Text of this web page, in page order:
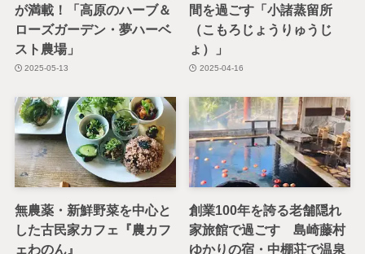
が満載！「高原のハーブ＆
ローズガーデン・夢ハーベ
スト農場」
2025-05-13
間を過ごす「小諸蒸留所
（こもろじょうりゅうじ
ょ）」
2025-04-16
無農薬・新鮮野菜を中心と
した古民家カフェ『農カフ
ェわのん』
創業100年を誇る老舗隠れ
家旅館で過ごす 島崎藤村
ゆかりの宿・中棚荘で温泉